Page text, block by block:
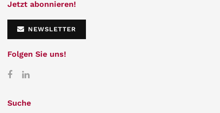
Jetzt abonnieren!
NEWSLETTER
Folgen Sie uns!
Suche